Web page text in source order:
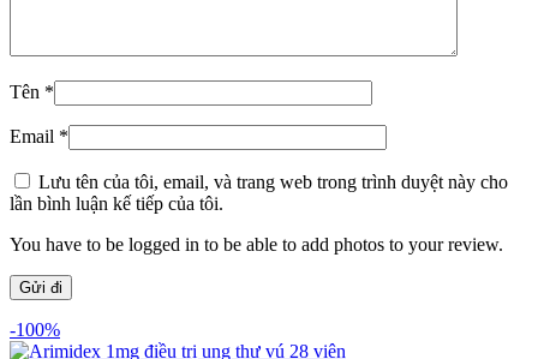
Tên *
Email *
Lưu tên của tôi, email, và trang web trong trình duyệt này cho
lần bình luận kế tiếp của tôi.
You have to be logged in to be able to add photos to your review.
-100%